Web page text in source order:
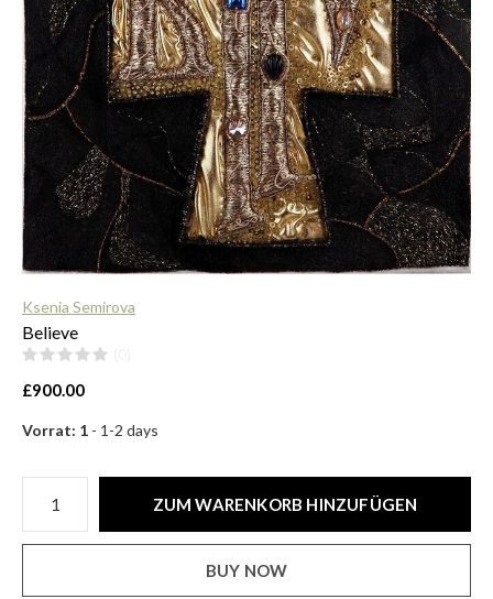
Ksenia Semirova
Believe
£900.00
Vorrat: 1 - 1-2 days
ZUM WARENKORB HINZUFÜGEN
BUY NOW